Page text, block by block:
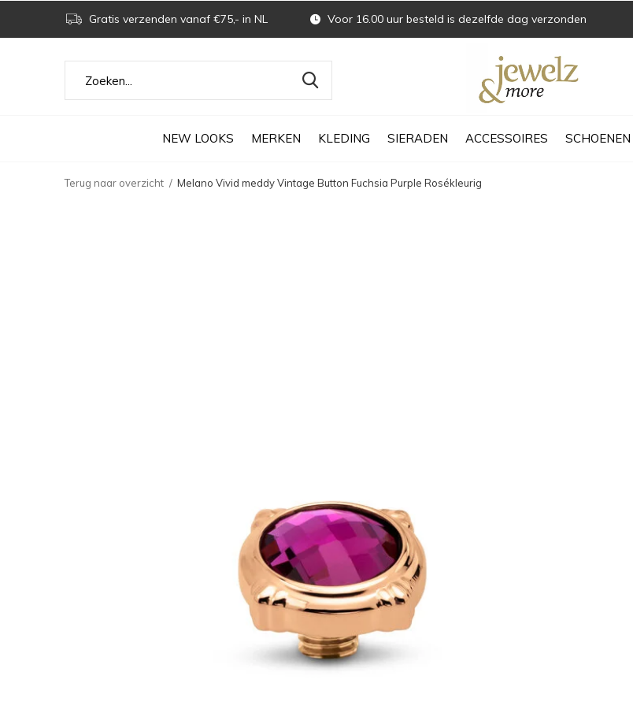
NEW LOOKS MERKEN KLEDING SIERADEN ACCESSOIRES SCHOENEN
Gratis verzenden vanaf €75,- in NL Voor 16.00 uur besteld is dezelfde dag verzonden
Terug naar overzicht Melano Vivid meddy Vintage Button Fuchsia Purple Rosékleurig